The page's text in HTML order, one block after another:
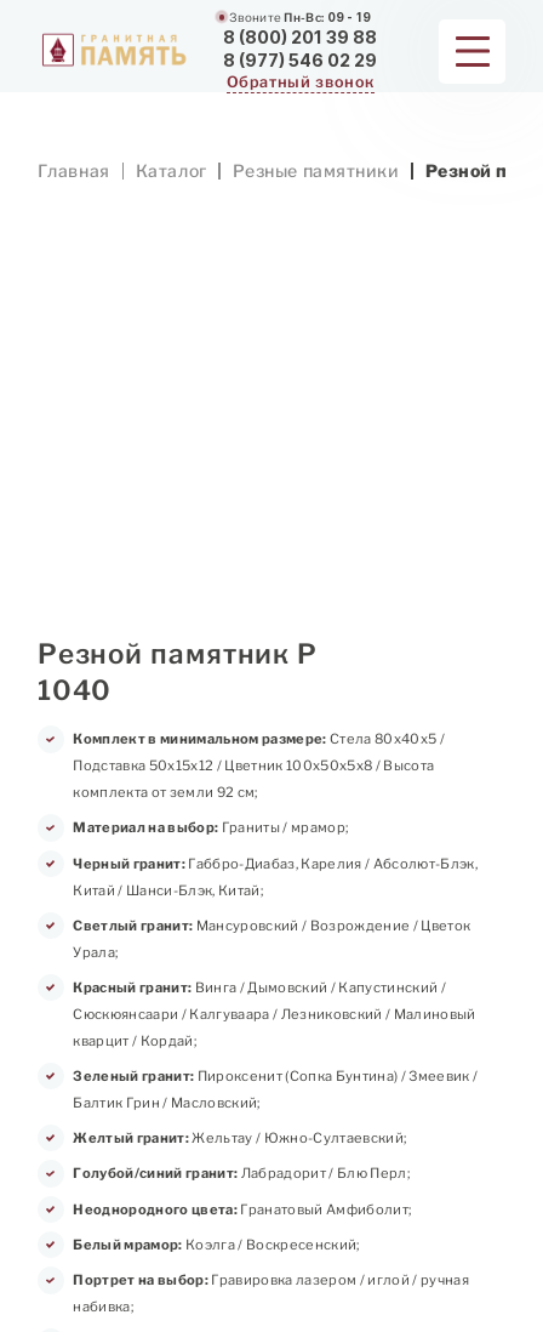
ЗвонитеПн-Вс: 09 - 19
8 (800) 201 39 88
8 (977) 546 02 29
Обратный звонок
Главная Каталог Резные памятники Резной
Резной памятник Р
1040
Комплект в минимальном размере: Стела 80х40х5 /
Подставка 50х15х12 / Цветник 100х50х5х8 / Высота
комплекта от земли 92 см;
Материал на выбор: Граниты / мрамор;
Черный гранит:Габбро-Диабаз, Карелия / Абсолют-Блэк,
Китай / Шанси-Блэк, Китай;
Светлый гранит: Мансуровский / Возрождение / Цветок
Урала;
Красный гранит: Винга / Дымовский / Капустинский /
Сюскюянсаари / Калгуваара / Лезниковский / Малиновый
кварцит / Кордай;
Зеленый гранит: Пироксенит (Сопка Бунтина) / Змеевик /
Балтик Грин / Масловский;
Желтый гранит:Жельтау / Южно-Султаевский;
Голубой/синий гранит: Лабрадорит / Блю Перл;
Неоднородного цвета:Гранатовый Амфиболит;
Белый мрамор: Коэлга / Воскресенский;
Портрет на выбор:Гравировка лазером / иглой / ручная
набивка;